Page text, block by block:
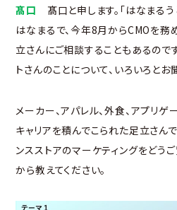
髙口 髙口と申します。「はなまる
はなまるで、今年8月からCMOを務
立さんにご相談することもあるので
トさんのことについて、いろいろとお
メーカー、アパレル、外食、アプリ
キャリアを積んでこられた足立さん
ンスストアのマーケティングをどう
から教えてください。